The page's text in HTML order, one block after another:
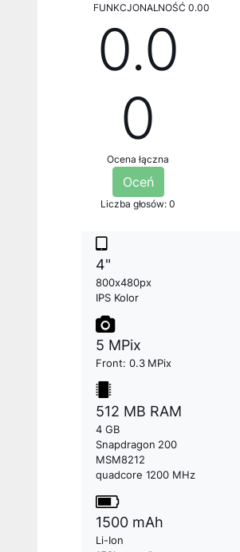
FUNKCJONALNOŚĆ 0.00
0.0
0
Ocena łączna
Oceń
Liczba głosów: 0
4"
800x480px
IPS Kolor
5 MPix
Front: 0.3 MPix
512 MB RAM
4 GB
Snapdragon 200
MSM8212
quadcore 1200 MHz
1500 mAh
Li-Ion